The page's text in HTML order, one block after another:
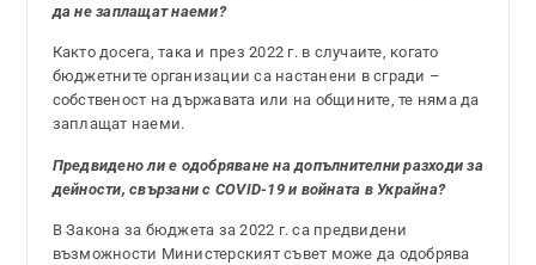
да не заплащат наеми?
Както досега, така и през 2022 г. в случаите, когато
бюджетните организации са настанени в сгради –
собственост на държавата или на общините, те няма да
заплащат наеми.
Предвидено ли е одобряване на допълнителни разходи за
дейности, свързани с COVID-19 и войната в Украйна?
В Закона за бюджета за 2022 г. са предвидени
възможности Министерският съвет може да одо­брява